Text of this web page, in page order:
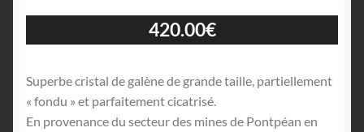
420.00€
Superbe cristal de galène de grande taille, partiellement
« fondu » et parfaitement cicatrisé.
En provenance du secteur des mines de Pontpéan en